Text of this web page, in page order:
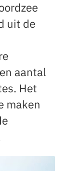
uit de
aantal
Het
maken